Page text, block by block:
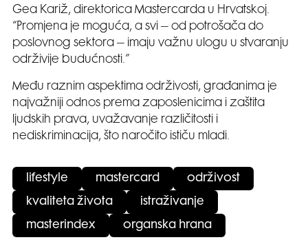
Gea Kariž, direktorica Mastercarda u Hrvatskoj.
“Promjena je moguća, a svi – od potrošača do
poslovnog sektora – imaju važnu ulogu u stvaranju
održivije budućnosti.”
Među raznim aspektima održivosti, građanima je
najvažniji odnos prema zaposlenicima i zaštita
ljudskih prava, uvažavanje različitosti i
nediskriminacija, što naročito ističu mladi.
lifestyle mastercard održivost
kvaliteta života istraživanje
masterindex organska hrana